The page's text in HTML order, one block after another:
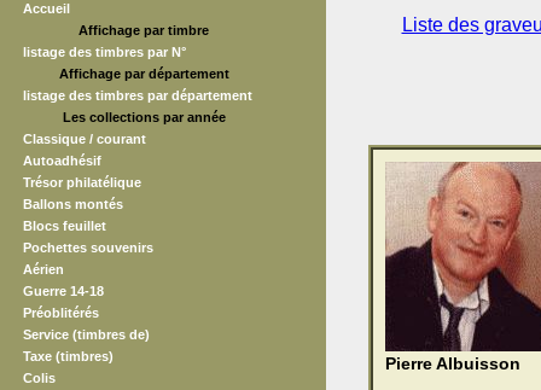
Accueil
Affichage par timbre
listage des timbres par N°
Affichage par département
listage des timbres par département
Les collections par année
Classique / courant
Autoadhésif
Trésor philatélique
Ballons montés
Blocs feuillet
Pochettes souvenirs
Aérien
Guerre 14-18
Préoblitérés
Service (timbres de)
Taxe (timbres)
Colis
Liste des
Pierre Albuisson